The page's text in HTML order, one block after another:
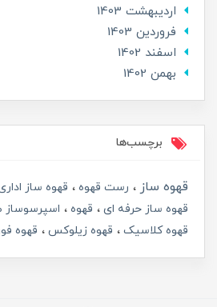
ارديبهشت 1403
فروردین 1403
اسفند 1402
بهمن 1402
برچسب‌ها
قهوه ساز رست قهوه قهوه ساز
قهوه ساز حرفه ای
قهوه
اسپرسوساز
قهوه کلاسیک
قهوه زیلوکس قهوه